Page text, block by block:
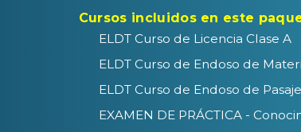
Cursos incluidos en este
ELDT Curso de Licencia Clase A
ELDT Curso de Endoso de
ELDT Curso de Endoso de
EXAMEN DE PRÁCTICA -